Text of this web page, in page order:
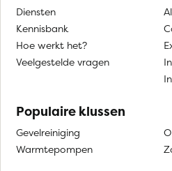
Diensten
Kennisbank
Hoe werkt het?
Veelgestelde vragen
Populaire klussen
Gevelreiniging
Warmtepompen